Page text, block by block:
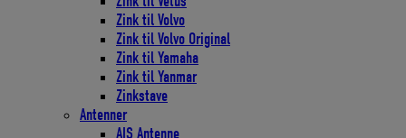
Zink til Volvo
Zink til Volvo Original
Zink til Yamaha
Zink til Yanmar
Zinkstave
Antenner
AIS Antenne